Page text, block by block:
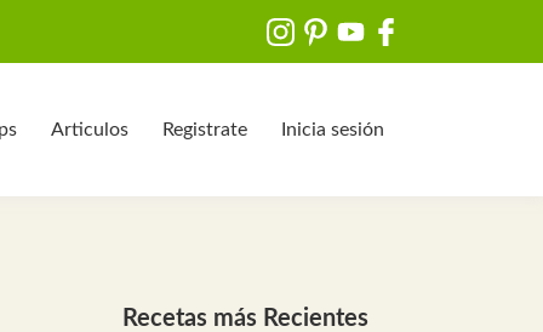
Articulos Registrate Inicia sesión
Recetas más Recientes